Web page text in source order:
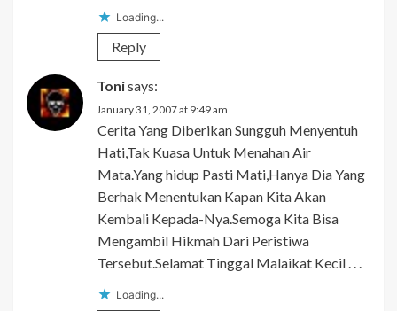
Loading...
Reply
Tonisays:
January 31, 2007 at 9:49 am
Cerita Yang Diberikan Sungguh Menyentuh
Hati,Tak Kuasa Untuk Menahan Air
Mata.Yang hidup Pasti Mati,Hanya Dia Yang
Berhak Menentukan Kapan Kita Akan
Kembali Kepada-Nya.Semoga Kita Bisa
Mengambil Hikmah Dari Peristiwa
Tersebut.Selamat Tinggal Malaikat Kecil . . .
Loading...